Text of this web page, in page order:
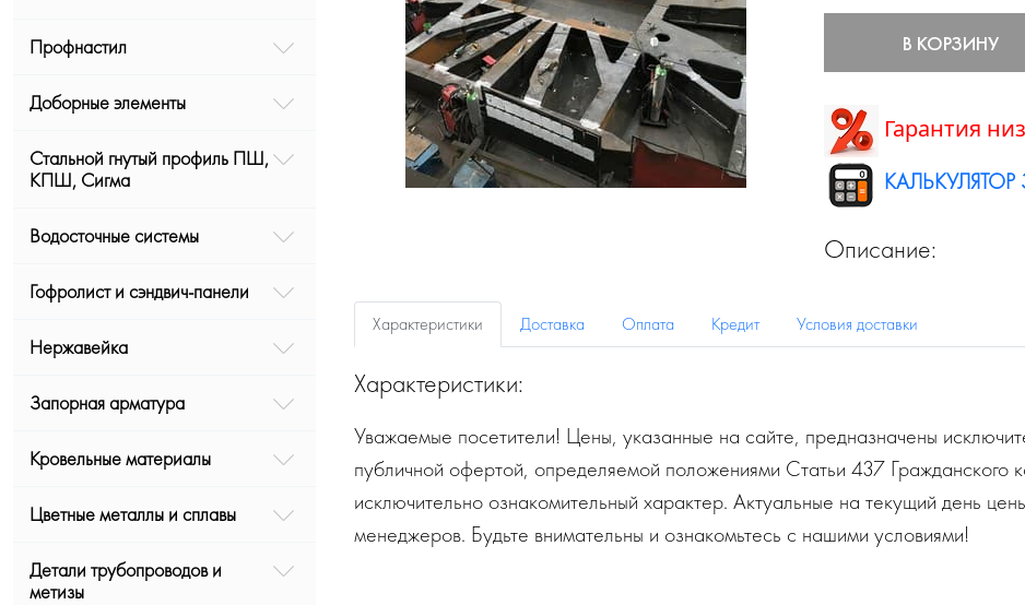
Профнастил
Доборные элементы
Стальной гнутый профиль ПШ,
КПШ, Сигма
Водосточные системы
Гофролист и сэндвич-панели
Нержавейка
Запорная арматура
Кровельные материалы
Цветные металлы и сплавы
Детали трубопроводов и
метизы
В КОРЗИНУ
Гарантия
Описание:
Характеристики Доставка Оплата Кредит Условия доставки
Характеристики:
Уважаемые посетители! Цены, указанные на сайте, предназначены
публичной офертой, определяемой положениями Статьи 437
исключительно ознакомительный характер. Актуальные на текущий день
менеджеров. Будьте внимательны и ознакомьтесь с нашими условиями!